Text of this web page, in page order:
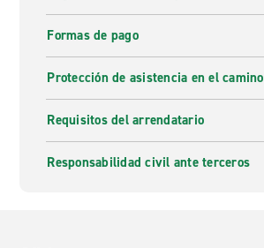
Formas de pago
Protección de asistencia en el camino
Requisitos del arrendatario
Responsabilidad civil ante terceros